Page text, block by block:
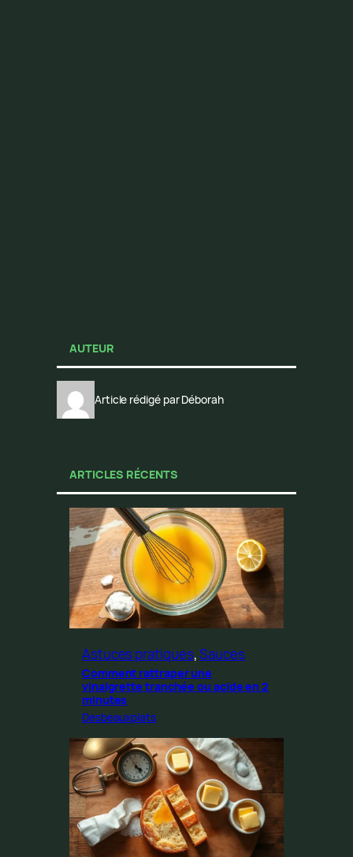
AUTEUR
Article rédigé par Déborah
ARTICLES RÉCENTS
Astuces pratiques, Sauces
Comment rattraper une
vinaigrette tranchée ou acide en 2
minutes
Desbeauxplats